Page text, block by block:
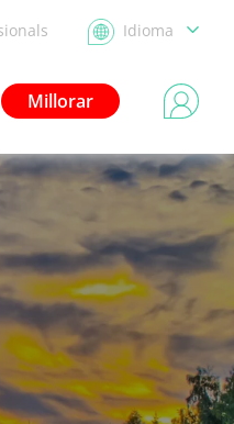
Idioma
Millorar